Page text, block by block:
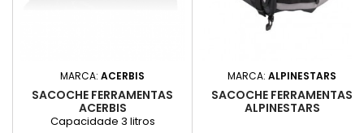
MARCA: ACERBIS
SACOCHE FERRAMENTAS
ACERBIS
Capacidade 3 litros
MARCA: ALPINESTARS
SACOCHE FERRAMENTAS
ALPINESTARS